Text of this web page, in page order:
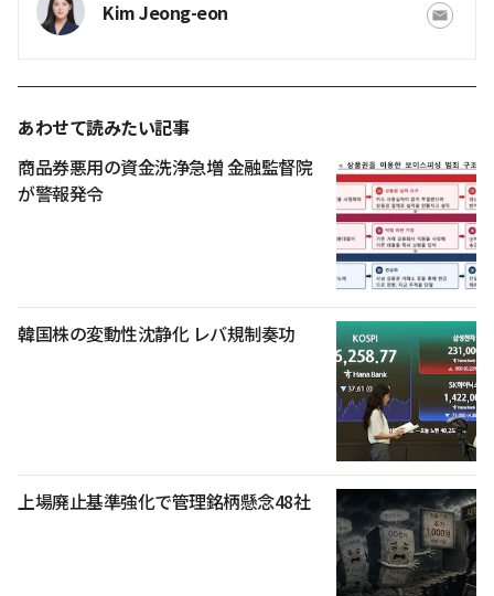
Kim Jeong-eon
あわせて読みたい記事
商品券悪用の資金洗浄急増 金融監督院
が警報発令
韓国株の変動性沈静化 レバ規制奏功
上場廃止基準強化で管理銘柄懸念48社